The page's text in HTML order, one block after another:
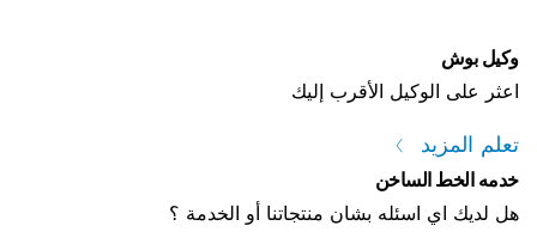
وكيل بوش
اعثر على الوكيل الأقرب إليك
تعلم المزيد
خدمه الخط الساخن
هل لديك اي اسئله بشان منتجاتنا أو الخدمة ؟